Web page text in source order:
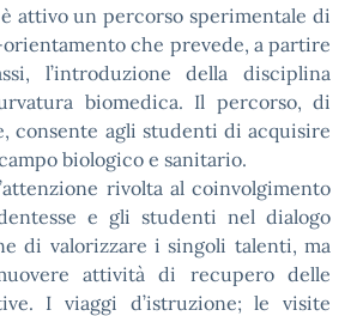
attivo un percorso sperimentale di
che prevede, a partire
l’introduzione della disciplina
biomedica. Il percorso, di
consente agli studenti di acquisire
biologico e sanitario.
rivolta al coinvolgimento
e gli studenti nel dialogo
di valorizzare i singoli talenti, ma
attività di recupero delle
I viaggi d’istruzione; le visite